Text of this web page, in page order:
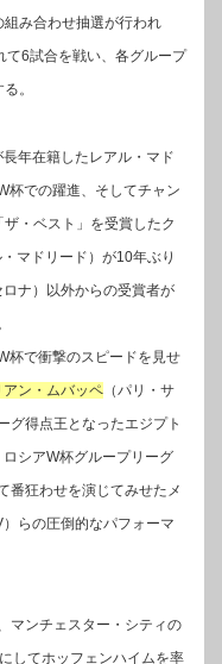
み合わせ抽選が行われ
て6試合を戦い、各グループ
。
長年在籍したレアル・マド
杯での躍進、そしてチャン
・ベスト」を受賞したク
・マドリード）が10年ぶり
ロナ）以外からの受賞者が
杯で衝撃のスピードを見せ
アン・ムバッペ （パリ・サ
グ得点王となったエジプト
ロシアW杯グループリーグ
番狂わせを演じてみせたメ
）らの圧倒的なパフォーマ
マンチェスター・シティの
してホッフェンハイムを率